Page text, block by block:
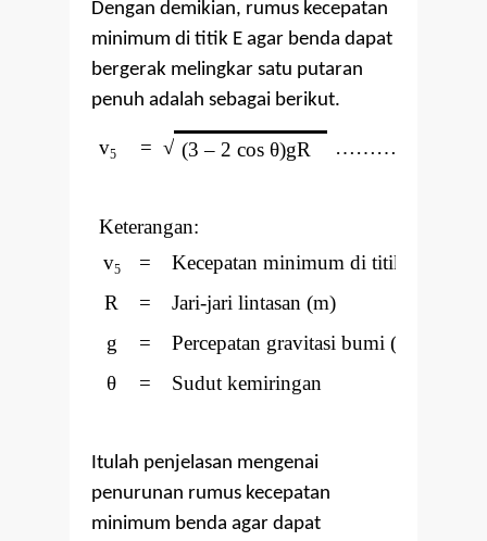
Dengan demikian, rumus kecepatan
minimum di titik E agar benda dapat
bergerak melingkar satu putaran
penuh adalah sebagai berikut.
v5 = √ (3– 2 cos θ)gR ………. Pers. (5)
Keterangan:
v5 =
Kecepatan minimum di titik E (m/s)
R
=
Jari-jari lintasan (m)
g
= Percepatan gravitasi bumi (m/s
θ
= Sudut kemiringan
Itulah penjelasan mengenai
penurunan rumus kecepatan
minimum benda agar dapat